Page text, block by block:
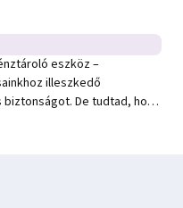
eszköz –
illeszkedő
De tudtad, hogy
hogy a számlád
2026‑tól ebben már a
együtt tájékoztatást